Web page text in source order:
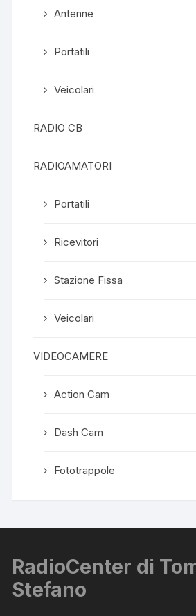
Antenne
Portatili
Veicolari
RADIO CB
RADIOAMATORI
Portatili
Ricevitori
Stazione Fissa
Veicolari
VIDEOCAMERE
Action Cam
Dash Cam
Fototrappole
RadioCenter di
Stefano